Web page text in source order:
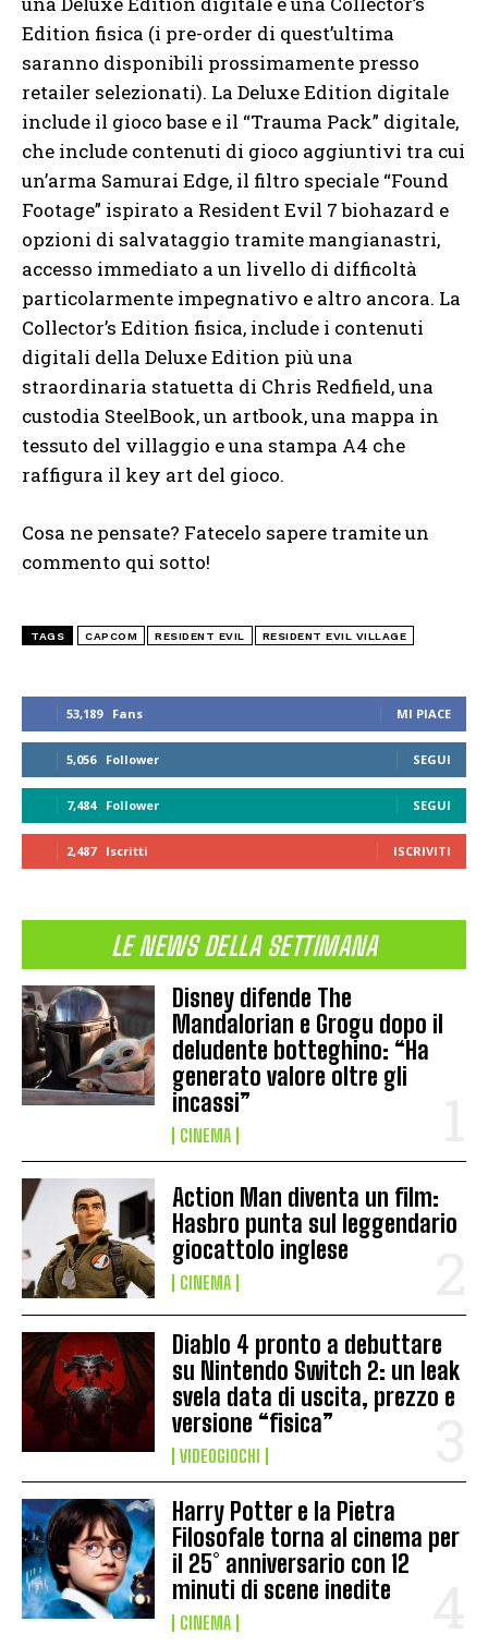
53,189 Fans MI PIACE
5,056 Follower SEGUI
7,484 Follower SEGUI
2,487 Iscritti ISCRIVITI
LE NEWS DELLA SETTIMANA
Disney difende The
Mandalorian e Grogu dopo il
deludente botteghino: “Ha
generato valore oltre gli
incassi”
CINEMA
Action Man diventa un film:
Hasbro punta sul leggendario
giocattolo inglese
CINEMA
Diablo 4 pronto a debuttare
su Nintendo Switch 2: un leak
svela data di uscita, prezzo e
versione “fisica”
VIDEOGIOCHI
Harry Potter e la Pietra
Filosofale torna al cinema per
il 25° anniversario con 12
minuti di scene inedite
CINEMA
Edition fisica (i pre-order di quest’ultima
saranno disponibili prossimamente presso
retailer selezionati). La Deluxe Edition digitale
include il gioco base e il “Trauma Pack” digitale,
che include contenuti di gioco aggiuntivi tra cui
un’arma Samurai Edge, il filtro speciale “Found
Footage” ispirato a Resident Evil 7 biohazard e
opzioni di salvataggio tramite mangianastri,
accesso immediato a un livello di difficoltà
particolarmente impegnativo e altro ancora. La
Collector’s Edition fisica, include i contenuti
digitali della Deluxe Edition più una
straordinaria statuetta di Chris Redfield, una
custodia SteelBook, un artbook, una mappa in
tessuto del villaggio e una stampa A4 che
raffigura il key art del gioco.
Cosa ne pensate? Fatecelo sapere tramite un
commento qui sotto!
TAGS CAPCOM RESIDENT EVIL RESIDENT EVIL VILLAGE